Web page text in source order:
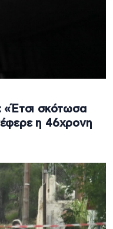
«Έτσι σκότωσα
η 46χρονη